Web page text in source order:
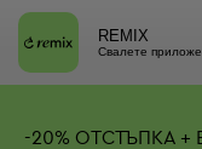
REMIX
Свалете
-20% ОТСТЪПКА +